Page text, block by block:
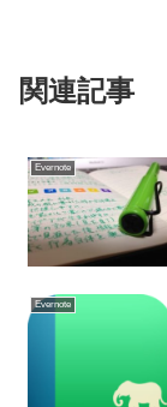
関連記事
Evernote
Evernote